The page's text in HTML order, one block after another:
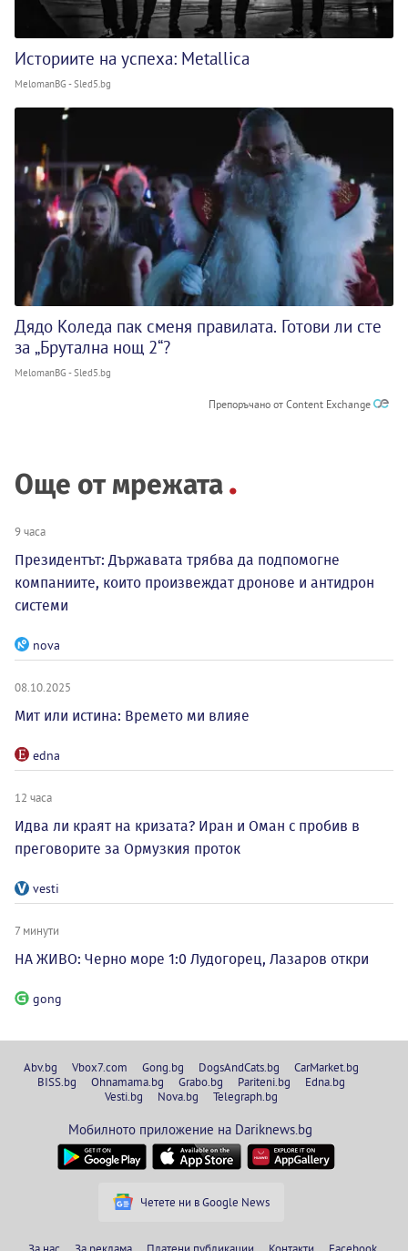
Историите на успеха: Metallica
MelomanBG - Sled5.bg
Дядо Коледа пак сменя правилата. Готови ли сте
за „Брутална нощ 2“?
MelomanBG - Sled5.bg
Препоръчано от Content Exchange
Още от мрежата
9 часа
Президентът: Държавата трябва да подпомогне
компаниите, които произвеждат дронове и антидрон
системи
nova
08.10.2025
Мит или истина: Времето ми влияе
edna
12 часа
Идва ли краят на кризата? Иран и Оман с пробив в
преговорите за Ормузкия проток
vesti
7 минути
НА ЖИВО: Черно море 1:0 Лудогорец, Лазаров откри
gong
Abv.bg Vbox7.com Gong.bg DogsAndCats.bg
CarMarket.bg
BISS.bg
Ohnamama.bg Grabo.bg Pariteni.bg
Edna.bg
Vesti.bg
Nova.bg Telegraph.bg
Мобилното приложение на Dariknews.bg
Четете ни в Google News
За нас За реклама Платени публикации Контакти Facebook